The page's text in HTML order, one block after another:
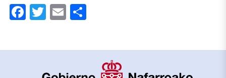
Facebook
Twitter
Email